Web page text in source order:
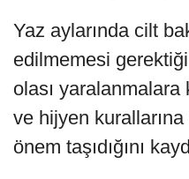
Yaz aylarında cilt
edilmemesi
olası yaralanmalara
ve hijyen
önem taşıdığını